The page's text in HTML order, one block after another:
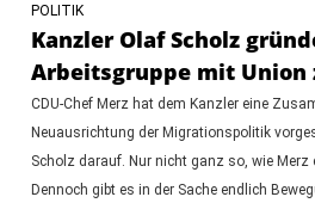
POLITIK
Kanzler Olaf Scholz
Arbeitsgruppe mit Union
CDU-Chef Merz hat dem Kanzler eine
Neuausrichtung der Migrationspolitik
Scholz darauf. Nur nicht ganz so, wie
Dennoch gibt es in der Sache endlich